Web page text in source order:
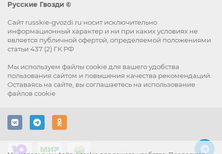
Русские Гвозди ©
Сайт russkie-gvozdi.ru носит исключительно
информационный характер и ни при каких условиях не
является публичной офертой, определяемой положениями
статьи 437 (2) ГК РФ
Мы используем файлы cookie для вашего удобства
пользования сайтом и повышения качества рекомендаций.
Оставаясь на сайте, вы соглашаетесь на использование
файлов cookie